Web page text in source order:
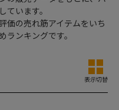
います。
価の売れ筋アイテムをいち
ンキングです。
表示切替